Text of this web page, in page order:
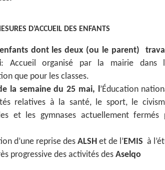
D’ACCUEIL DES ENFANTS
dont les deux (ou le parent)
: Accueil organisé par la mairie dans
que pour les classes.
la semaine du 25 mai, l’Éducation
relatives à la santé, le sport, le
et les gymnases actuellement
d’une reprise des ALSH et de l’EMIS à
progressive des activités des Aselqo